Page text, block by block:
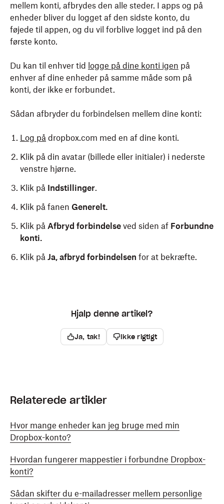
mellem konti, afbrydes den alle steder. I apps og på
enheder bliver du logget af den sidste konto, du
føjede til appen, og du vil forblive logget ind på den
første konto.
Du kan til enhver tid logge på dine konti igen på
enhver af dine enheder på samme måde som på
konti, der ikke er forbundet.
Sådan afbryder du forbindelsen mellem dine konti:
Log på dropbox.com med en af dine konti.
Klik på din avatar (billede eller initialer) i nederste
venstre hjørne.
Klik på Indstillinger.
Klik på fanen Generelt.
Klik på Afbryd forbindelse ved siden af Forbundne
konti.
Klik på Ja, afbryd forbindelsen for at bekræfte.
Hjalp denne artikel?
Ja, tak! Ikke rigtigt
Relaterede artikler
Hvor mange enheder kan jeg bruge med min
Dropbox-konto?
Hvordan fungerer mappestier i forbundne Dropbox-
konti?
Sådan skifter du e-mailadresser mellem personlige